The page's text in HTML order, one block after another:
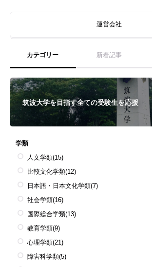
運営会社
カテゴリー 新着記事
筑波大学を目指す全ての受験生を応援
学類
人文学類(15)
比較文化学類(12)
日本語・日本文化学類(7)
社会学類(16)
国際総合学類(13)
教育学類(9)
心理学類(21)
障害科学類(5)